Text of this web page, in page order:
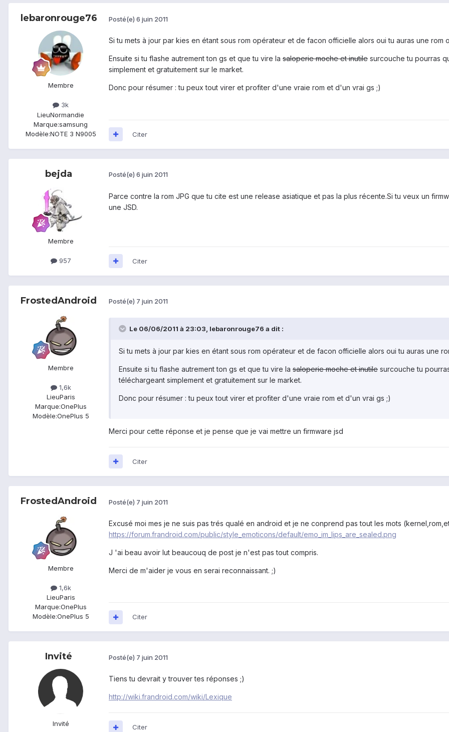
lebaronrouge76
Membre
3k
LieuNormandie
Marque:samsung
Modèle:NOTE 3 N9005
Posté(e) 6 juin 2011
Si tu mets à jour par kies en étant sous rom opérateur et de facon officielle alors oui tu auras une rom
Ensuite si tu flashe autrement ton gs et que tu vire la saloperie moche et inutile surcouche tu pourras
simplement et gratuitement sur le market.
Donc pour résumer : tu peux tout virer et profiter d'une vraie rom et d'un vrai gs ;)
Citer
bejda
Membre
957
Posté(e) 6 juin 2011
Parce contre la rom JPG que tu cite est une release asiatique et pas la plus récente.Si tu veux un
une JSD.
Citer
FrostedAndroid
Membre
1,6k
LieuParis
Marque:OnePlus
Modèle:OnePlus 5
Posté(e) 7 juin 2011
Le 06/06/2011 à 23:03, lebaronrouge76 a dit :
Si tu mets à jour par kies en étant sous rom opérateur et de facon officielle alors oui tu auras une
Ensuite si tu flashe autrement ton gs et que tu vire la saloperie moche et inutile surcouche tu
téléchargeant simplement et gratuitement sur le market.
Donc pour résumer : tu peux tout virer et profiter d'une vraie rom et d'un vrai gs ;)
Merci pour cette réponse et je pense que je vai mettre un firmware jsd
Citer
FrostedAndroid
Membre
1,6k
LieuParis
Marque:OnePlus
Modèle:OnePlus 5
Posté(e) 7 juin 2011
Excusé moi mes je ne suis pas trés qualé en android et je ne conprend pas tout les mots
https://forum.frandroid.com/public/style_emoticons/default/emo_im_lips_are_sealed.png
J 'ai beau avoir lut beaucouq de post je n'est pas tout compris.
Merci de m'aider je vous en serai reconnaissant. ;)
Citer
Invité
Invité
Posté(e) 7 juin 2011
Tiens tu devrait y trouver tes réponses ;)
http://wiki.frandroid.com/wiki/Lexique
Citer